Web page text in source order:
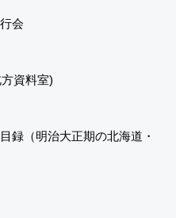
会
資料室)
録（明治大正期の北海道・